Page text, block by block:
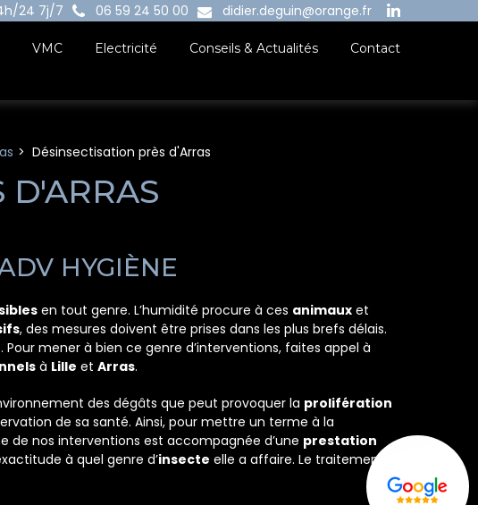
24 7j/7 06 59 24 50 00 didier.deguin@orange.fr
VMC Electricité Conseils & Actualités Contact
Désinsectisation près d'Arras
D'ARRAS
HYGIÈNE
en tout genre. L’humidité procure à ces animaux et
, des mesures doivent être prises dans les plus brefs délais.
Pour mener à bien ce genre d’interventions, faites appel à
à Lille et Arras.
des dégâts que peut provoquer la prolifération
de sa santé. Ainsi, pour mettre un terme à la
de nos interventions est accompagnée d’une prestation
à quel genre d’insecte elle a affaire. Le traitement